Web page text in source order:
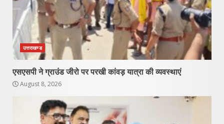
उत्तराखण्ड
एसएसपी ने ग्राउंड जीरो पर परखी कांवड़ यात्रा की व्यवस्थाएं
August 8, 2026